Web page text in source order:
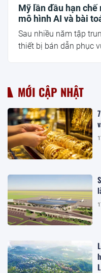
Mỹ lần đầu hạn
mô hình AI và bài
Sau nhiều năm tập
thiết bị bán dẫn phục
MỚI CẬP NHẬT